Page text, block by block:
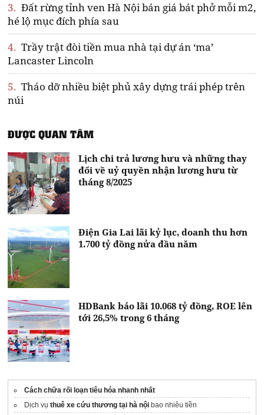
3. Đất rừng tỉnh ven Hà Nội bán giá bát phở mỗi m2,
hé lộ mục đích phía sau
4. Trầy trật đòi tiền mua nhà tại dự án ‘ma’
Lancaster Lincoln
5. Tháo dỡ nhiều biệt phủ xây dựng trái phép trên
núi
ĐƯỢC QUAN TÂM
Lịch chi trả lương hưu và những thay
đổi về uỷ quyền nhận lương hưu từ
tháng 8/2025
Điện Gia Lai lãi kỷ lục, doanh thu hơn
1.700 tỷ đồng nửa đầu năm
HDBank báo lãi 10.068 tỷ đồng, ROE lên
tới 26,5% trong 6 tháng
Cách chữa rối loạn tiêu hóa nhanh nhất
Dịch vụthuê xe cứu thương tại hà nội bao nhiêu tiền